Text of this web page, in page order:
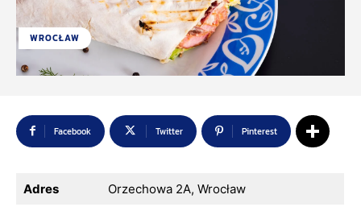
WROCŁAW
Facebook Twitter Pinterest
Adres Orzechowa 2A, Wrocław